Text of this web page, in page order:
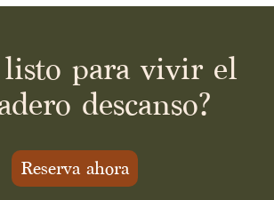
listo para vivir el
descanso?
Reserva ahora